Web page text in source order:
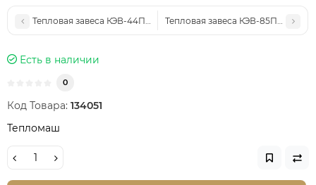
Тепловая завеса КЭВ-44П4138WТепловая завеса КЭВ-85П4144W
Есть в наличии
0
Код Товара: 134051
Тепломаш